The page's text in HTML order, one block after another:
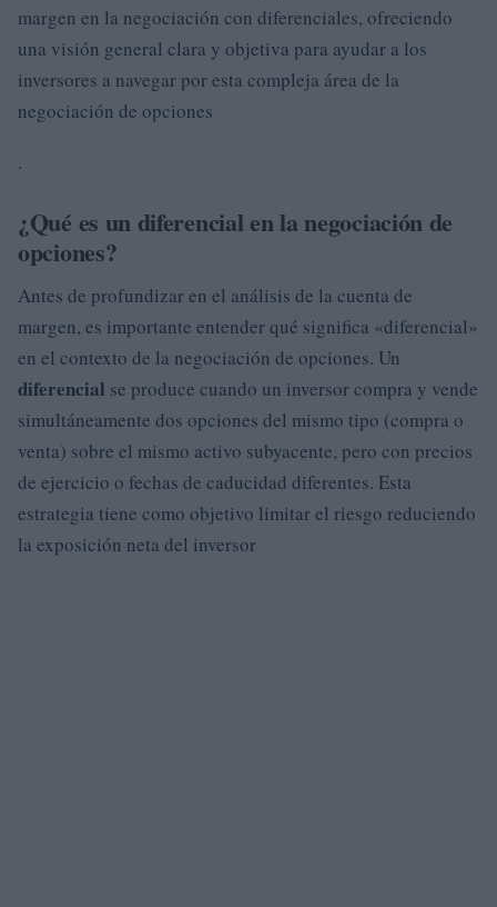
margen en la negociación con diferenciales, ofreciendo
una visión general clara y objetiva para ayudar a los
inversores a navegar por esta compleja área de la
negociación de opciones
.
¿Qué es un diferencial en la negociación de
opciones?
Antes de profundizar en el análisis de la cuenta de
margen, es importante entender qué significa «diferencial»
en el contexto de la negociación de opciones. Un
diferencial se produce cuando un inversor compra y vende
simultáneamente dos opciones del mismo tipo (compra o
venta) sobre el mismo activo subyacente, pero con precios
de ejercicio o fechas de caducidad diferentes. Esta
estrategia tiene como objetivo limitar el riesgo reduciendo
la exposición neta del inversor